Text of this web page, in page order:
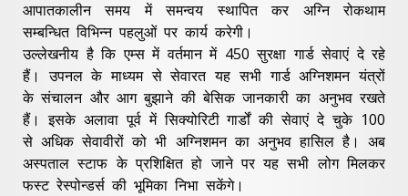
आपातकालीन समय में समन्वय स्थापित कर अग्नि रोकथाम
सम्बन्धित विभिन्न पहलुओं पर कार्य करेगी।
उल्लेखनीय है कि एम्स में वर्तमान में 450 सुरक्षा गार्ड सेवाएं दे रहे
हैं। उपनल के माध्यम से सेवारत यह सभी गार्ड अग्निशमन यंत्रों
के संचालन और आग बुझाने की बेसिक जानकारी का अनुभव रखते
हैं। इसके अलावा पूर्व में सिक्योरिटी गार्डों की सेवाएं दे चुके 100
से अधिक सेवावीरों को भी अग्निशमन का अनुभव हासिल है। अब
अस्पताल स्टाफ के प्रशिक्षित हो जाने पर यह सभी लोग मिलकर
फस्ट रेस्पोन्डर्स की भूमिका निभा सकेंगे।